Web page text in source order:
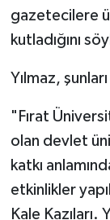
gazetecilere
kutladığını
Yılmaz,
"Fırat
olan devlet
katkı
etkinlikler
Kale